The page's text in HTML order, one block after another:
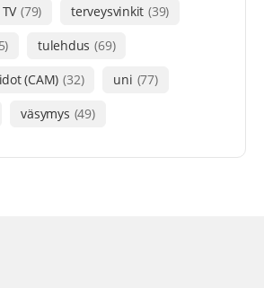
(79) terveysvinkit (39)
tulehdus (69)
(CAM) (32) uni (77)
väsymys (49)